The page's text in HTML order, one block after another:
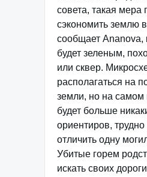
совета, такая мера
сэкономить землю
сообщает Ananova,
будет зеленым,
или сквер.
располагаться на
земли, но на
будет больше
ориентиров, трудно
отличить одну
Убитые горем
искать своих